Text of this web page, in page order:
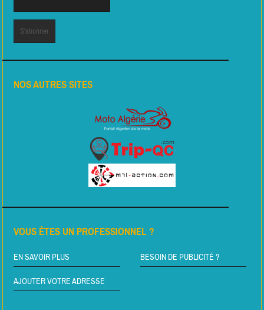
NOS AUTRES SITES
VOUS ÊTES UN PROFESSIONNEL ?
EN SAVOIR PLUS BESOIN DE PUBLICITÉ ?
AJOUTER VOTRE ADRESSE